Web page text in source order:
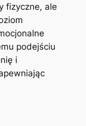
fizyczne, ale
podejściu
i